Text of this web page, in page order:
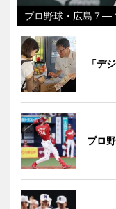
プロ野球・広島７―
「デ
プロ